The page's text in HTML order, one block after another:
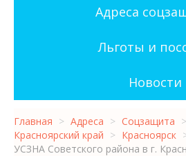
Адреса
Льготы и
Новости
Главная > Адреса > Соцзащита >
Красноярский край > Красноярск
УСЗНА Советского района в г.